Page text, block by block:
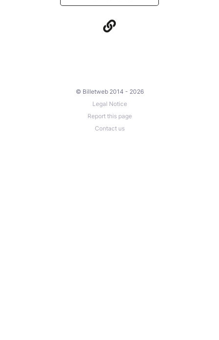
© Billetweb 2014 - 2026
Legal Notice
Report this page
Contact us